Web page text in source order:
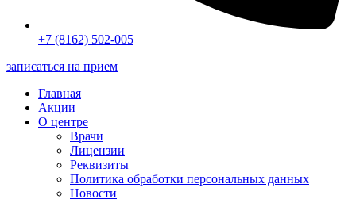
+7 (8162) 502-005
записаться на прием
Главная
Акции
О центре
Врачи
Лицензии
Реквизиты
Политика обработки персональных данных
Новости